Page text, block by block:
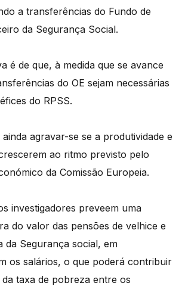
a transferências do Fundo de
da Segurança Social.
é de que, à medida que se avance
do OE sejam necessárias
do RPSS.
agravar-se se a produtividade e
ao ritmo previsto pelo
da Comissão Europeia.
investigadores preveem uma
do valor das pensões de velhice e
da Segurança social, em
os salários, o que poderá contribuir
taxa de pobreza entre os